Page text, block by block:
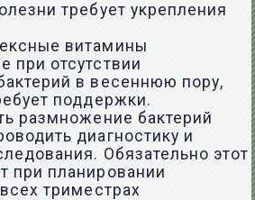
требует укрепления
витамины
при отсутствии
в весеннюю пору,
поддержки.
размножение бактерий
диагностику и
Обязательно этот
при планировании
триместрах